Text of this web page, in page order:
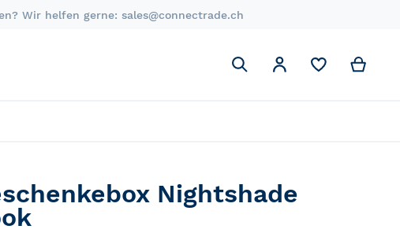
Wir helfen gerne: sales@connectrade.ch
Suchen
Suchen
Mein Account
Nightshade